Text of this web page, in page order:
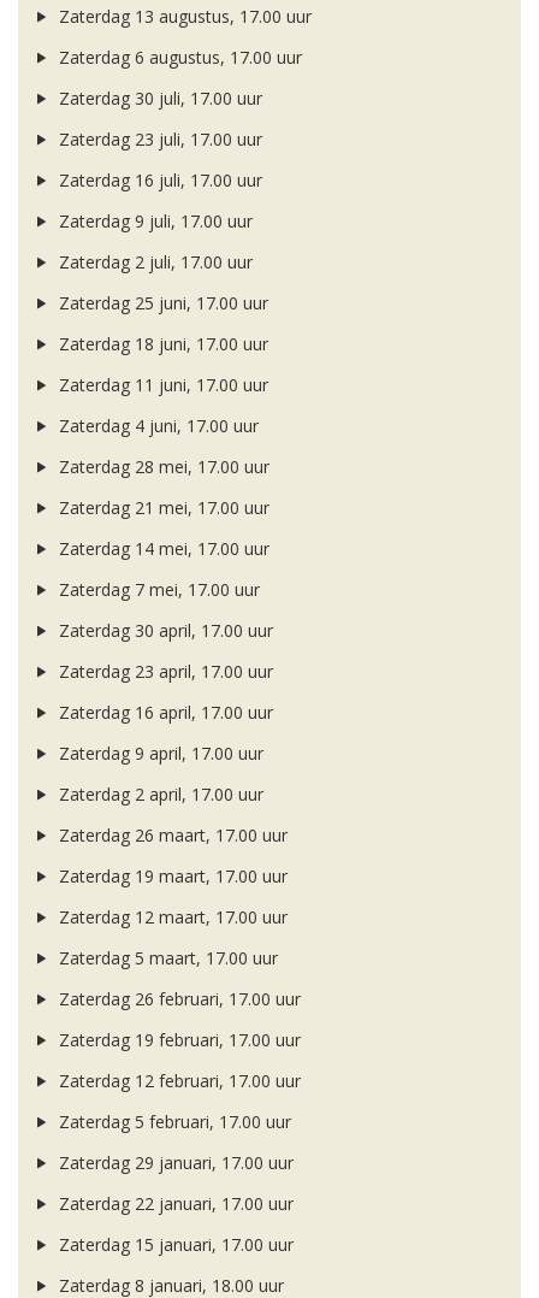
Zaterdag 13 augustus, 17.00 uur
Zaterdag 6 augustus, 17.00 uur
Zaterdag 30 juli, 17.00 uur
Zaterdag 23 juli, 17.00 uur
Zaterdag 16 juli, 17.00 uur
Zaterdag 9 juli, 17.00 uur
Zaterdag 2 juli, 17.00 uur
Zaterdag 25 juni, 17.00 uur
Zaterdag 18 juni, 17.00 uur
Zaterdag 11 juni, 17.00 uur
Zaterdag 4 juni, 17.00 uur
Zaterdag 28 mei, 17.00 uur
Zaterdag 21 mei, 17.00 uur
Zaterdag 14 mei, 17.00 uur
Zaterdag 7 mei, 17.00 uur
Zaterdag 30 april, 17.00 uur
Zaterdag 23 april, 17.00 uur
Zaterdag 16 april, 17.00 uur
Zaterdag 9 april, 17.00 uur
Zaterdag 2 april, 17.00 uur
Zaterdag 26 maart, 17.00 uur
Zaterdag 19 maart, 17.00 uur
Zaterdag 12 maart, 17.00 uur
Zaterdag 5 maart, 17.00 uur
Zaterdag 26 februari, 17.00 uur
Zaterdag 19 februari, 17.00 uur
Zaterdag 12 februari, 17.00 uur
Zaterdag 5 februari, 17.00 uur
Zaterdag 29 januari, 17.00 uur
Zaterdag 22 januari, 17.00 uur
Zaterdag 15 januari, 17.00 uur
Zaterdag 8 januari, 18.00 uur